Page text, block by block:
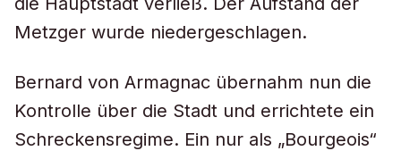
Metzger wurde niedergeschlagen.
Bernard von Armagnac übernahm nun die
Kontrolle über die Stadt und errichtete ein
Schreckensregime. Ein nur als „Bourgeois“